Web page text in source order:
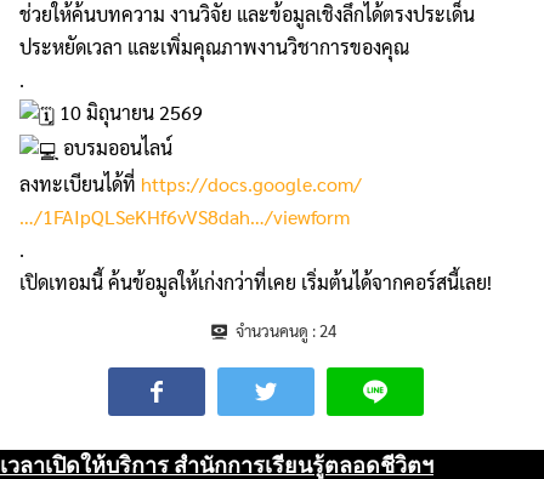
ช่วยให้ค้นบทความ งานวิจัย และข้อมูลเชิงลึกได้ตรงประเด็น
ประหยัดเวลา และเพิ่มคุณภาพงานวิชาการของคุณ
.
10 มิถุนายน 2569
อบรมออนไลน์
ลงทะเบียนได้ที่ https://docs.google.com/
…/1FAIpQLSeKHf6vVS8dah…/viewform
.
เปิดเทอมนี้ ค้นข้อมูลให้เก่งกว่าที่เคย เริ่มต้นได้จากคอร์สนี้เลย!
จำนวนคนดู :24
เวลาเปิดให้บริการ สำนักการเรียนรู้ตลอดชีวิตฯ